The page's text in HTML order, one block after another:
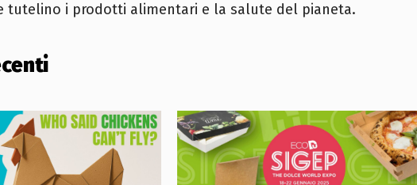
tutelino i prodotti alimentari e la salute del pianeta.